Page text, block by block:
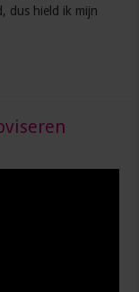
dus hield ik mijn